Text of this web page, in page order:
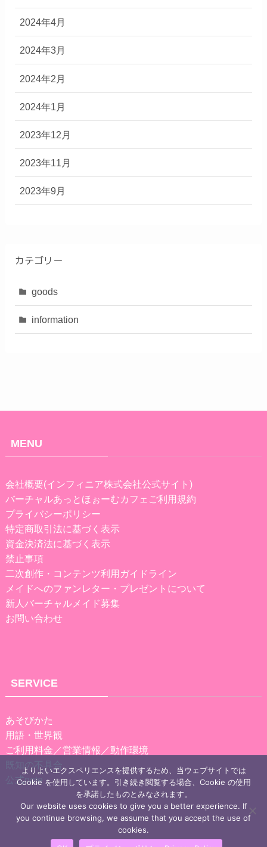
2024年4月
2024年3月
2024年2月
2024年1月
2023年12月
2023年11月
2023年9月
カテゴリー
goods
information
MENU
会社概要(インフィニア株式会社公式サイト)
バーチャルあっとほぉーむカフェご利用規約
プライバシーポリシー
特定商取引法に基づく表示
資金決済法に基づく表示
禁止事項
二次創作・コンテンツ利用ガイドライン
メイドへのファンレター・プレゼントについて
新人バーチャルメイド募集
お問い合わせ
SERVICE
あそびかた
用語・世界観
ご利用料金／営業情報／動作環境
既知の不具合
公式note
よりよいエクスペリエンスを提供するため、当ウェブサイトでは
Cookie を使用しています。引き続き閲覧する場合、Cookie の使用
を承諾したものとみなされます。
Our website uses cookies to give you a better experience. If
you continue browsing, we assume that you accept the use of
cookies.